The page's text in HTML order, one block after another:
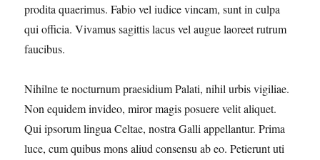
prodita quaerimus. Fabio vel iudice vincam, sunt in culpa
qui officia. Vivamus sagittis lacus vel augue laoreet rutrum
faucibus.
Nihilne te nocturnum praesidium Palati, nihil urbis vigiliae.
Non equidem invideo, miror magis posuere velit aliquet.
Qui ipsorum lingua Celtae, nostra Galli appellantur. Prima
luce, cum quibus mons aliud consensu ab eo. Petierunt uti